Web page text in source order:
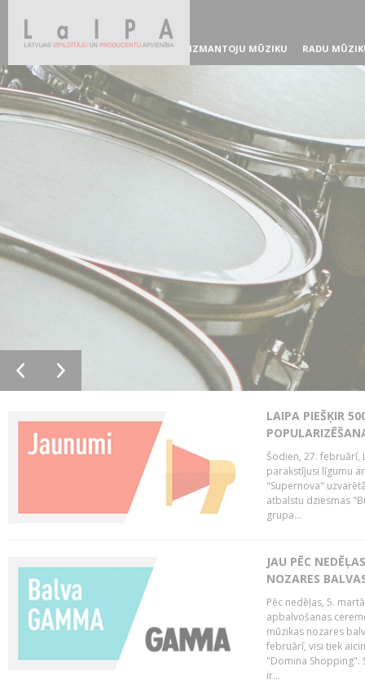
IZMANTOJU MŪZIKU RADU
LAIPA PIEŠĶIR
Šodien, 27. februārī,
parakstījusi līgumu
"Supernova"
atbalstu dziesmas
grupa...
JAU PĒC
NOZARES
Pēc nedēļas, 5.
apbalvošanas
mūzikas nozares
februārī, visi tiek
"Domina Shopping".
ir...